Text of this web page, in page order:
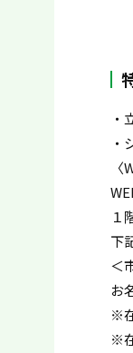
・
・
１
下
＜
お
※
※